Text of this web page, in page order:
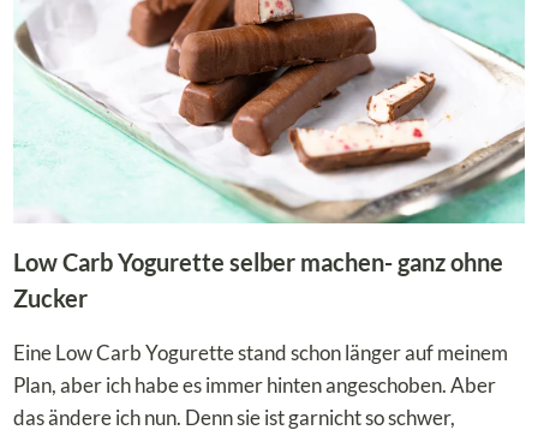
PRALINEN
Low Carb Yogurette selber machen- ganz ohne
Zucker
Eine Low Carb Yogurette stand schon länger auf meinem
Plan, aber ich habe es immer hinten angeschoben. Aber
das ändere ich nun. Denn sie ist garnicht so schwer,